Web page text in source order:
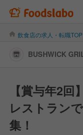
飲食店の求人・転職TOP
BUSHWICK
【賞与年2
レストラン
集！